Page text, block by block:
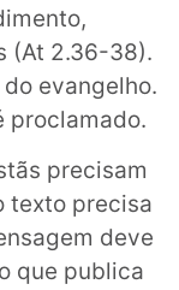
(At 2.36-38).
evangelho.
proclamado.
precisam
texto precisa
deve
que publica